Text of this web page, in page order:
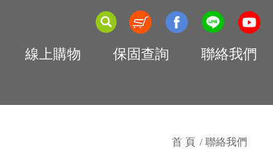
線上購物 保固查詢 聯絡我們
首 頁 聯絡我們